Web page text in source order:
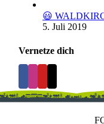
😃
5. Juli 2019
Vernetze dich